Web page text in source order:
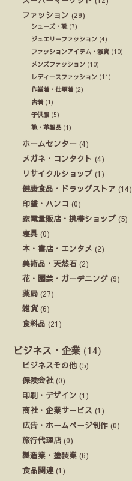
ファッション (29)
シューズ・靴(7)
ジュエリーファッション (4)
ファッションアイテム・雑貨 (10)
メンズファッション (10)
レディースファッション (11)
作業着・仕事着 (2)
古着 (1)
子供服 (5)
鞄・革製品 (1)
ホームセンター (4)
メガネ・コンタクト (4)
リサイクルショップ (1)
健康食品・ドラッグストア (14)
印鑑・ハンコ (0)
家電量販店・携帯ショップ (5)
寝具 (0)
本・書店・エンタメ (2)
美術品・天然石 (2)
花・園芸・ガーデニング (9)
薬局 (27)
雑貨(6)
食料品 (21)
ビジネス・企業 (14)
ビジネスその他 (5)
保険会社(0)
印刷・デザイン (1)
商社・企業サービス (1)
広告・ホームページ制作 (0)
旅行代理店 (0)
製造業・塗装業 (6)
食品関連 (1)